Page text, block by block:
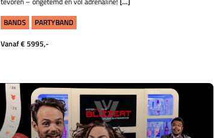
BANDS
PARTYBAND
Vanaf € 5995,-